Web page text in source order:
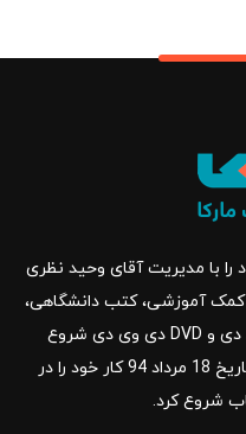
در سال 1383 کار خود را با مدیریت آقای وحید نظری
آموزشی، کتب دانشگاهی،
کتابهای زبان خارجه، انواع CD سی دی و DVD دی وی دی شروع
کرد.فروشگاه آنلاین کتاب مارکا در تاریخ 18 مرداد 94 کار خود را در
شروع کرد.